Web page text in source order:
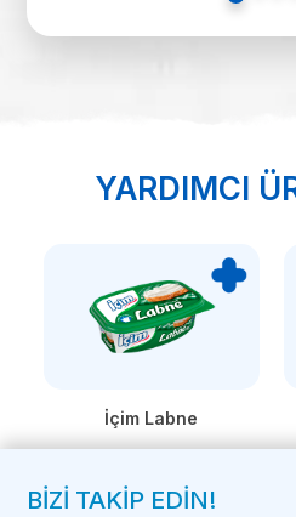
YARDIMCI
İçim Şef Krema %35
BİZİ TAKİP EDİN!